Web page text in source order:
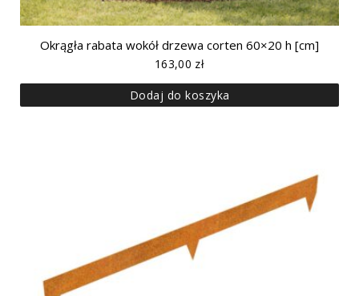
Okrągła rabata wokół drzewa corten 60×20 h [cm]
163,00 zł
Dodaj do koszyka